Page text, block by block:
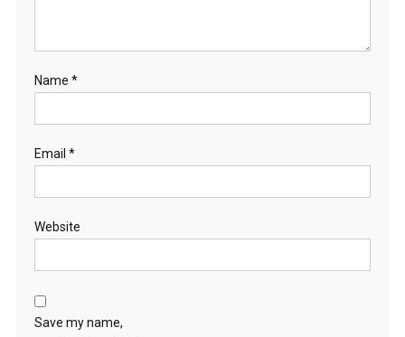
Name *
Email *
Website
Save my name,